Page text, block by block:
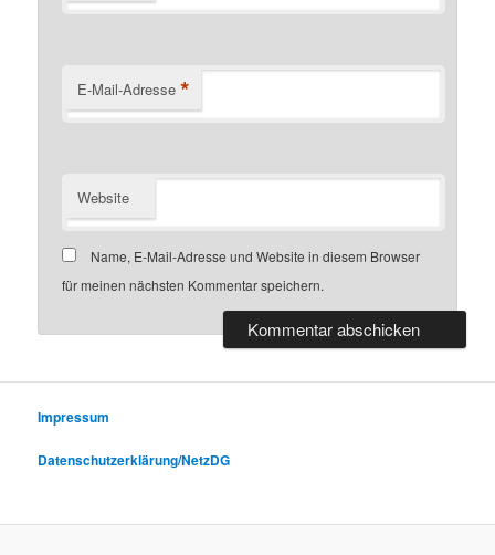
E-Mail-Adresse *
Website
Name, E-Mail-Adresse und Website in diesem Browser
für meinen nächsten Kommentar speichern.
Impressum
Datenschutzerklärung/NetzDG